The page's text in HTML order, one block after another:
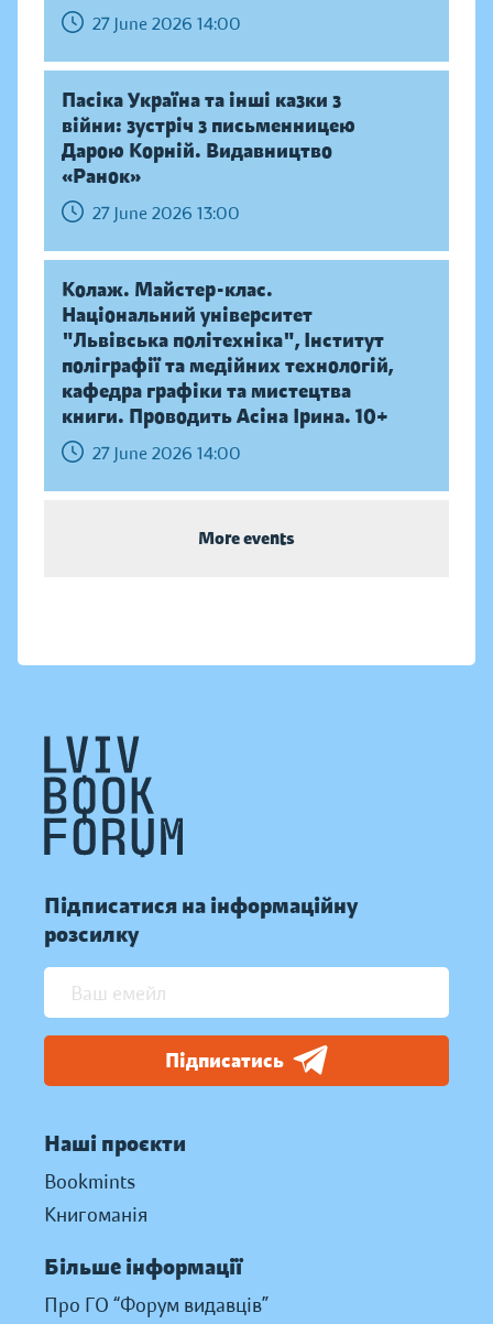
27 June 2026 14:00
Пасіка Україна та інші казки з
війни: зустріч з письменницею
Дарою Корній. Видавництво
«Ранок»
27 June 2026 13:00
Колаж. Майстер-клас.
Національний університет
"Львівська політехніка", Інститут
поліграфії та медійних технологій,
кафедра графіки та мистецтва
книги. Проводить Асіна Ірина. 10+
27 June 2026 14:00
More events
Підписатися на інформаційну
розсилку
Підписатись
Наші проєкти
Bookmints
Книгоманія
Більше інформації
Про ГО “Форум видавців”